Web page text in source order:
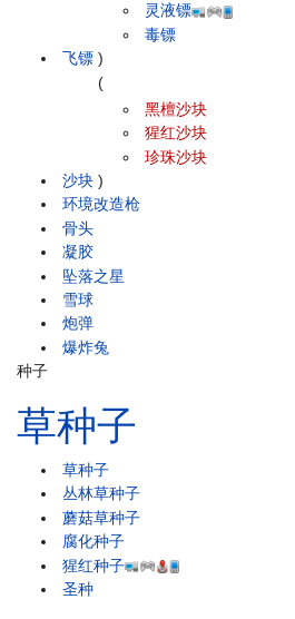
飞镖
灵液镖
毒镖
)
沙块
(
黑檀沙块
猩红沙块
珍珠沙块
)
环境改造枪
骨头
凝胶
坠落之星
雪球
炮弹
爆炸兔
种子
草种子
草种子
丛林草种子
蘑菇草种子
腐化种子
猩红种子
圣种